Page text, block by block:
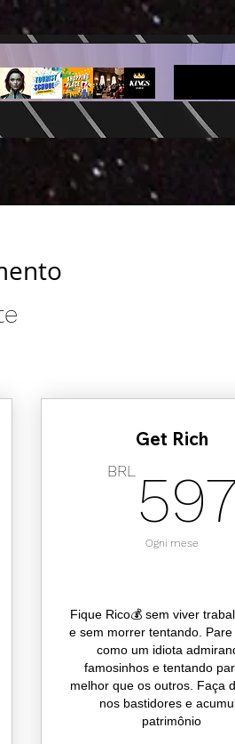
Get Rich
BRL
Ogni mese
Fique Rico💰 sem viver
e sem morrer tentando.
como um idiota
famosinhos e tentando
melhor que os outros. Faça
nos bastidores e
patrimônio